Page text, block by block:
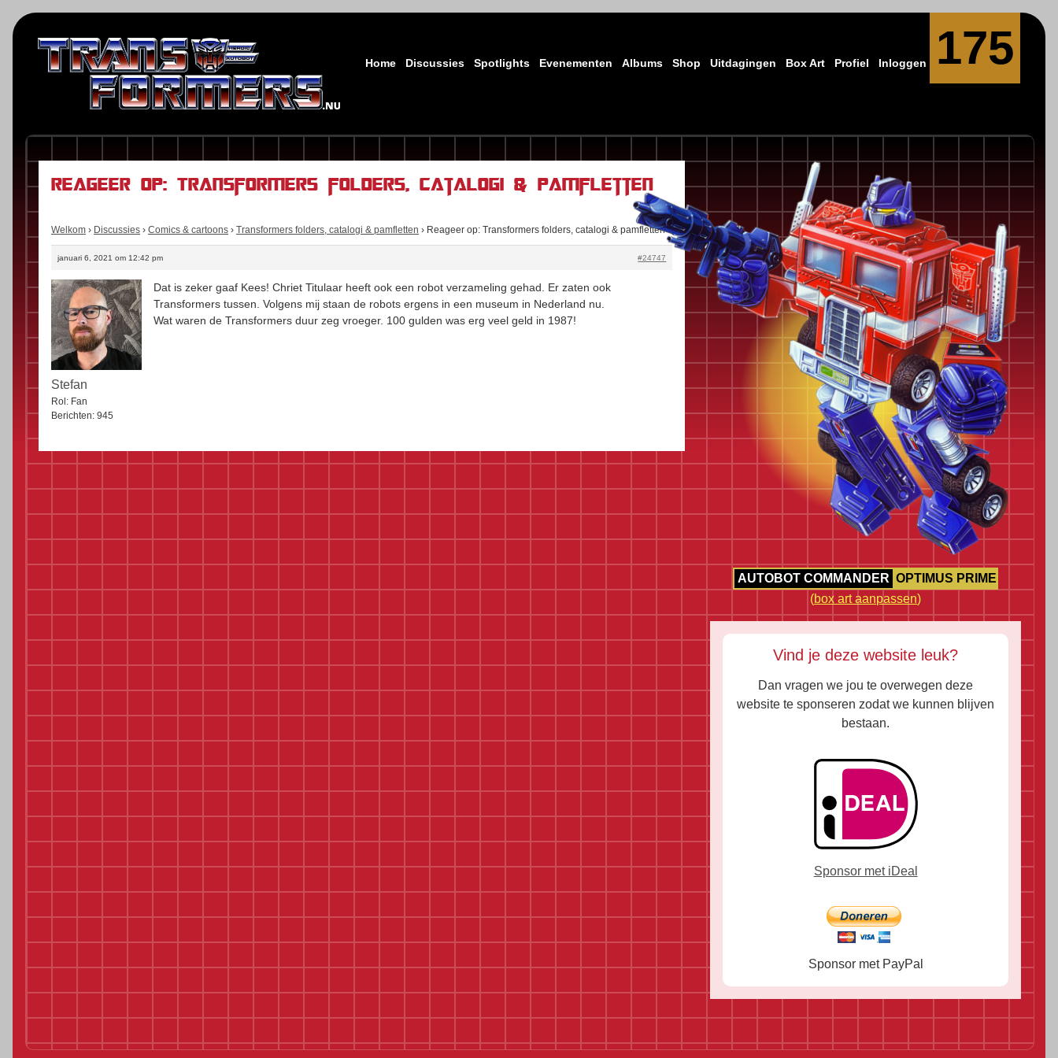
Home Discussies Spotlights Evenementen Albums Shop Uitdagingen Box Art Profiel Inloggen 175
Reageer op: Transformers folders, catalogi & pamfletten
Welkom › Discussies › Comics & cartoons › Transformers folders, catalogi & pamfletten › Reageer op: Transformers folders, catalogi & pamfletten
januari 6, 2021 om 12:42 pm #24747
Stefan
Rol: Fan
Berichten: 945
Dat is zeker gaaf Kees! Chriet Titulaar heeft ook een robot verzameling gehad. Er zaten ook
Transformers tussen. Volgens mij staan de robots ergens in een museum in Nederland nu.
Wat waren de Transformers duur zeg vroeger. 100 gulden was erg veel geld in 1987!
AUTOBOT COMMANDER OPTIMUS PRIME
(box art aanpassen)
Vind je deze website leuk?
Dan vragen we jou te overwegen deze
website te sponseren zodat we kunnen blijven
bestaan.
Sponsor met iDeal
Sponsor met PayPal